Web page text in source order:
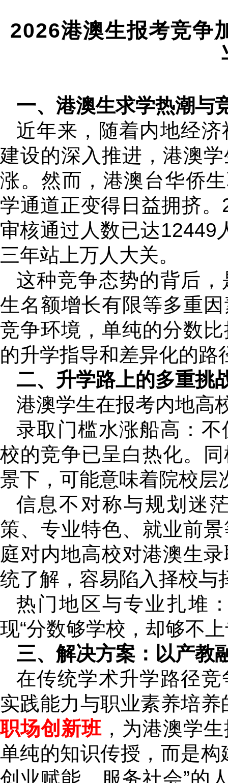
2026港澳生报考竞争
一、港澳生求学热潮与
近年来，随着内地经
建设的深入推进，港澳
涨。然而，港澳台华侨
学通道正变得日益拥挤
审核通过人数已达12449
三年站上万人大关。
这种竞争态势的背后
生名额增长有限等多重
竞争环境，单纯的分数
的升学指导和差异化的路
二、升学路上的多重挑
港澳学生在报考内地高
录取门槛水涨船高：
校的竞争已呈白热化。
景下，可能意味着院校层
信息不对称与规划迷
策、专业特色、就业前
庭对内地高校对港澳生
统了解，容易陷入择校与
热门地区与专业扎堆
现“分数够学校，却够不
三、解决方案：以产教
在传统学术升学路径
实践能力与职业素养培
职场创新班 ，为港澳学
单纯的知识传授，而是
创业赋能、服务社会”的